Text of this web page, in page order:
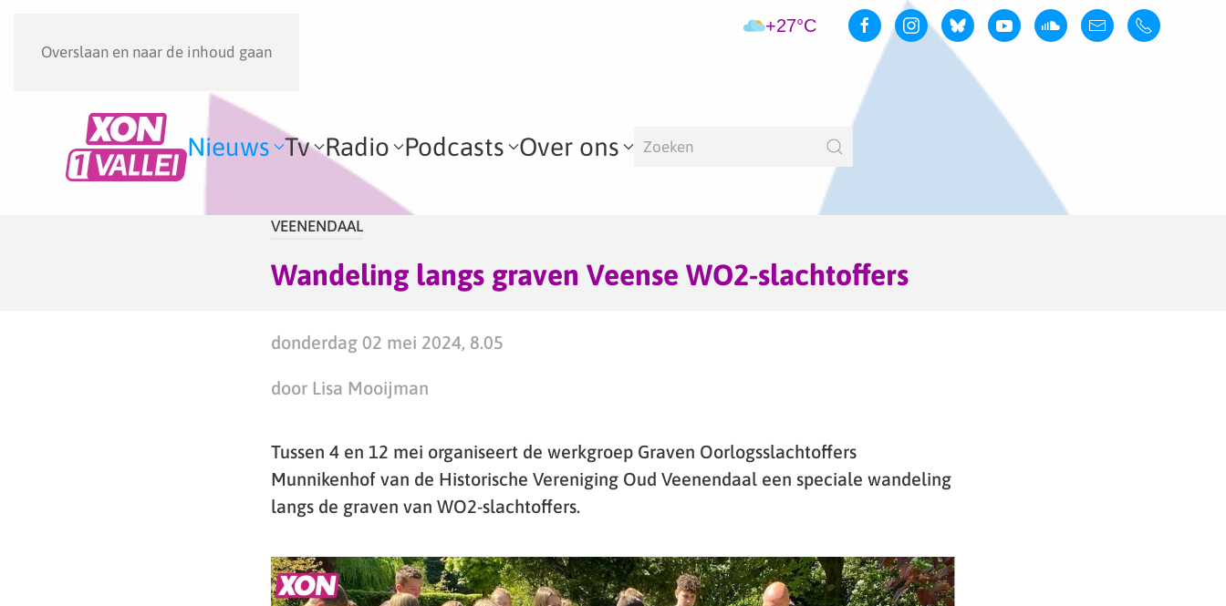
Overslaan en naar de inhoud gaan
+27°C
Nieuws Tv Radio Podcasts Over ons
VEENENDAAL
Wandeling langs graven Veense WO2-slachtoffers
donderdag 02 mei 2024, 8.05
door Lisa Mooijman
Tussen 4 en 12 mei organiseert de werkgroep Graven Oorlogsslachtoffers
Munnikenhof van de Historische Vereniging Oud Veenendaal een speciale wandeling
langs de graven van WO2-slachtoffers.